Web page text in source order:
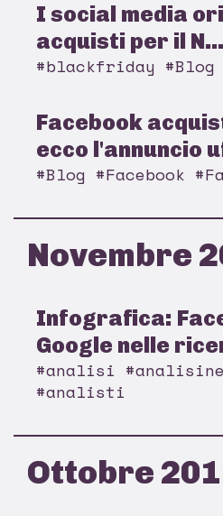
I social media
acquisti per il N...
#blackfriday #Blog
Facebook
ecco l'annuncio
#Blog #Facebook
Novembre
Infografica:
Google nelle
#analisi
#analisti
Ottobre